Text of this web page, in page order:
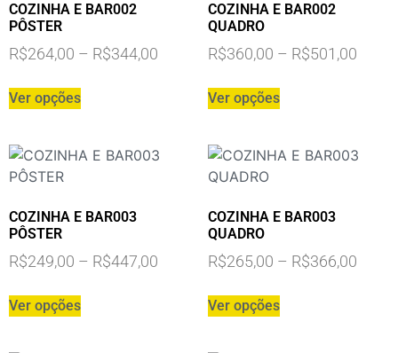
COZINHA E BAR002
PÔSTER
R$264,00 – R$344,00
Ver opções
COZINHA E BAR002
QUADRO
R$360,00 – R$501,00
Ver opções
COZINHA E BAR003
PÔSTER
R$249,00 – R$447,00
Ver opções
COZINHA E BAR003
QUADRO
R$265,00 – R$366,00
Ver opções